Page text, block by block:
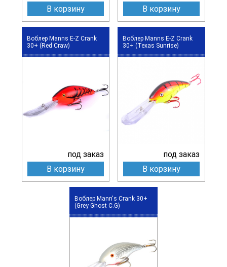
В корзину
В корзину
Воблер Manns E-Z Crank
30+ (Red Craw)
под заказ
В корзину
Воблер Manns E-Z Crank
30+ (Texas Sunrise)
под заказ
В корзину
Воблер Mann's Crank 30+
(Grey Ghost C.G)